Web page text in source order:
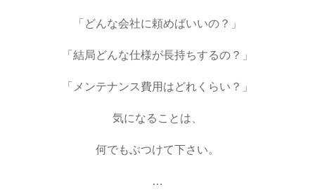
「どんな会社に頼めばいいの？」
「結局どんな仕様が長持ちするの？」
「メンテナンス費用はどれくらい？」
気になることは、
何でもぶつけて下さい。
…